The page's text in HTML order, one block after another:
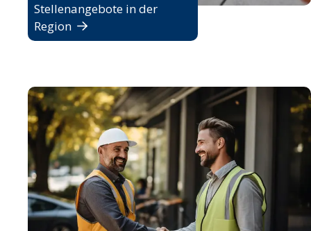
Stellenangebote in der
Region